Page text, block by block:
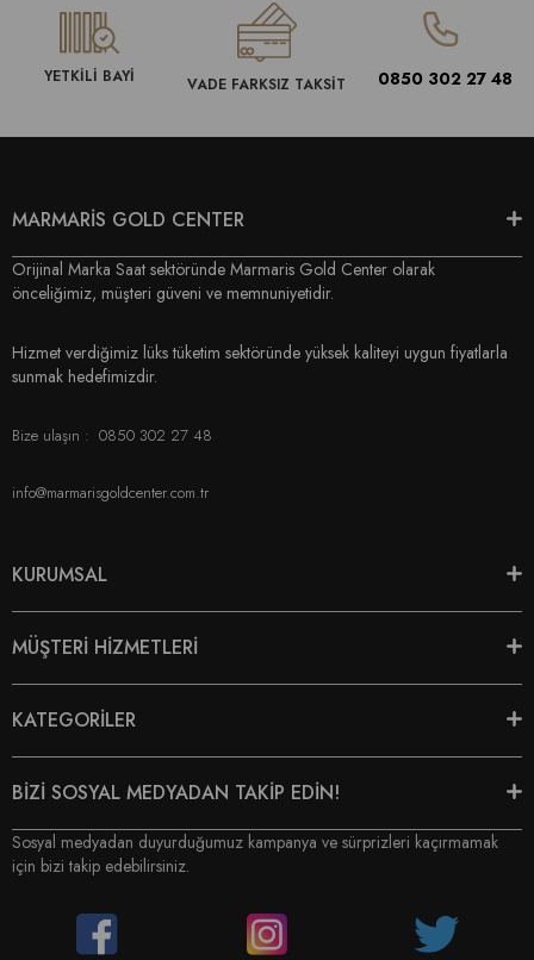
YETKİLİ BAYİ VADE FARKSIZ TAKSİT 0850 302 27 48
MARMARİS GOLD CENTER
Orijinal Marka Saat sektöründe Marmaris Gold Center olarak
önceliğimiz, müşteri güveni ve memnuniyetidir.
Hizmet verdiğimiz lüks tüketim sektöründe yüksek kaliteyi uygun fiyatlarla
sunmak hedefimizdir.
Bize ulaşın : 0850 302 27 48
info@marmarisgoldcenter.com.tr
KURUMSAL
MÜŞTERİ HİZMETLERİ
KATEGORİLER
BİZİ SOSYAL MEDYADAN TAKİP EDİN!
Sosyal medyadan duyurduğumuz kampanya ve sürprizleri kaçırmamak
için bizi takip edebilirsiniz.